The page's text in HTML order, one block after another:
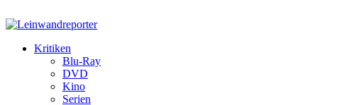
Kritiken
Blu-Ray
DVD
Kino
Serien